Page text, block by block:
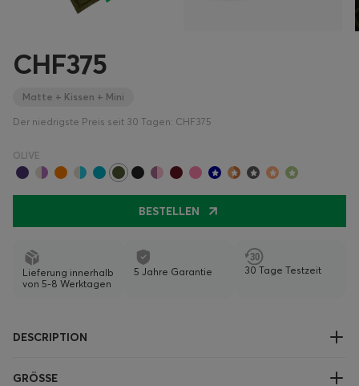
CHF375
Matte + Kissen + Mini
Der niedrigste Preis seit 30 Tagen: CHF375
OLIVE
BESTELLEN
Lieferung innerhalb
von 5-8 Werktagen
5 Jahre Garantie 30 Tage Testzeit
DESCRIPTION
GRÖSSE